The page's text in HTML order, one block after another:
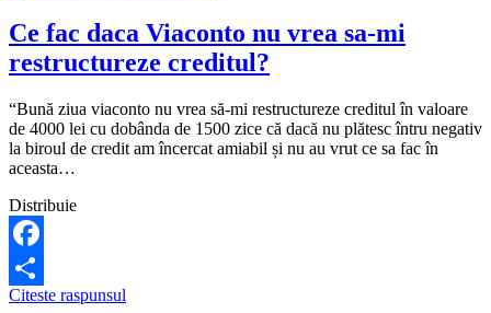
Ce fac daca Viaconto nu vrea sa-mi
restructureze creditul?
“Bună ziua viaconto nu vrea să-mi restructureze creditul în valoare
de 4000 lei cu dobânda de 1500 zice că dacă nu plătesc întru negativ
la biroul de credit am încercat amiabil și nu au vrut ce sa fac în
aceasta…
Distribuie
Facebook
Share
Citeste raspunsul